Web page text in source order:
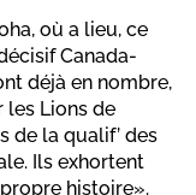
où a lieu, ce
Canada-
déjà en nombre,
les Lions de
de la qualif’ des
Ils exhortent
histoire».